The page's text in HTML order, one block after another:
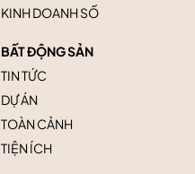
KINH DOANH SỐ
BẤT ĐỘNG SẢN
TIN TỨC
DỰ ÁN
TOÀN CẢNH
TIỆN ÍCH